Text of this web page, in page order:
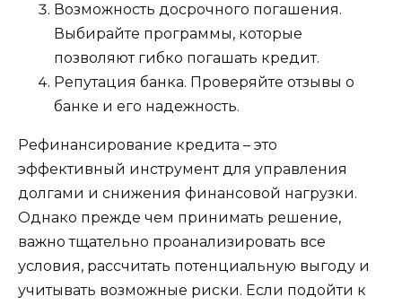
Возможность досрочного погашения.
Выбирайте программы, которые
позволяют гибко погашать кредит.
Репутация банка. Проверяйте отзывы о
банке и его надежность.
Рефинансирование кредита – это
эффективный инструмент для управления
долгами и снижения финансовой нагрузки.
Однако прежде чем принимать решение,
важно тщательно проанализировать все
условия, рассчитать потенциальную выгоду и
учитывать возможные риски. Если подойти к